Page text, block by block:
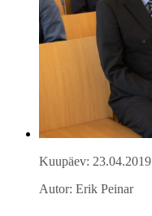
Kuupäev: 23.04.2019
Autor: Erik Peinar